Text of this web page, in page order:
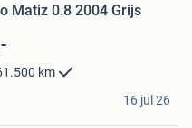
Matiz 0.8 2004 Grijs
km
16 jul 26